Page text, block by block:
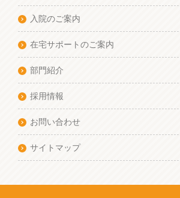
入院のご案内
在宅サポートのご案内
部門紹介
採用情報
お問い合わせ
サイトマップ